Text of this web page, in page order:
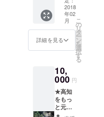
ホテ
ル、保
育所、
本屋さ
ん、メ
賛して
下さっ
ている
講演会
ですの
で、ご
アー
【限定
30名】
(貸しき
りバス
料金、
ランチ
ンパン
マン
ミュー
ジアム
チケッ
ト 高知
2018
年02
月
詳細を見る
こ
の
リ
タ
ー
ン
を
選
択
す
る
10,
000 円
★高知
をもっ
と元気
に！！